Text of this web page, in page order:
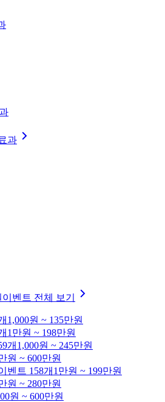
과
이벤트 전체 보기
1,000원 ~ 135만원
1만원 ~ 198만원
개 1,000원 ~ 245만원
원 ~ 600만원
벤트 158개 1만원 ~ 199만원
원 ~ 280만원
원 ~ 600만원